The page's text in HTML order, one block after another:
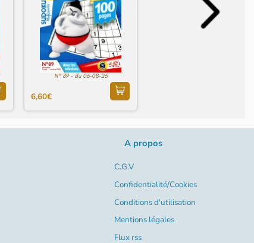
N° 89 - du 06-08-26
6,60€
A propos
C.G.V
Confidentialité/Cookies
Conditions d'utilisation
Mentions légales
Flux rss